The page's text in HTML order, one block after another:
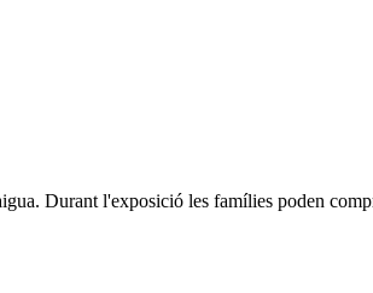
Durant l'exposició les famílies poden